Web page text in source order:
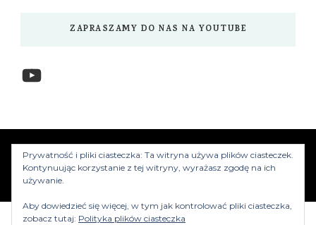
ZAPRASZAMY DO NAS NA YOUTUBE
YouTube
www.myzwiedzamy.pl Vilva | Stworzony przez
Blossom Themes.Silnik:WordPress
Prywatność i pliki ciasteczka: Ta witryna używa plików ciasteczek.
Kontynuując korzystanie z tej witryny, wyrażasz zgodę na ich
używanie.
Aby dowiedzieć się więcej, w tym jak kontrolować pliki ciasteczka,
zobacz tutaj: Polityka plików ciasteczka